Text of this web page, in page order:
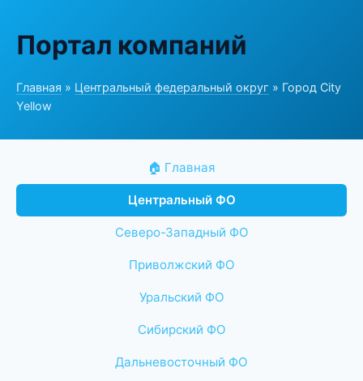
Портал компаний
Главная » Центральный федеральный округ » Город City
Yellow
🏠 Главная
Центральный ФО
Северо-Западный ФО
Приволжский ФО
Уральский ФО
Сибирский ФО
Дальневосточный ФО